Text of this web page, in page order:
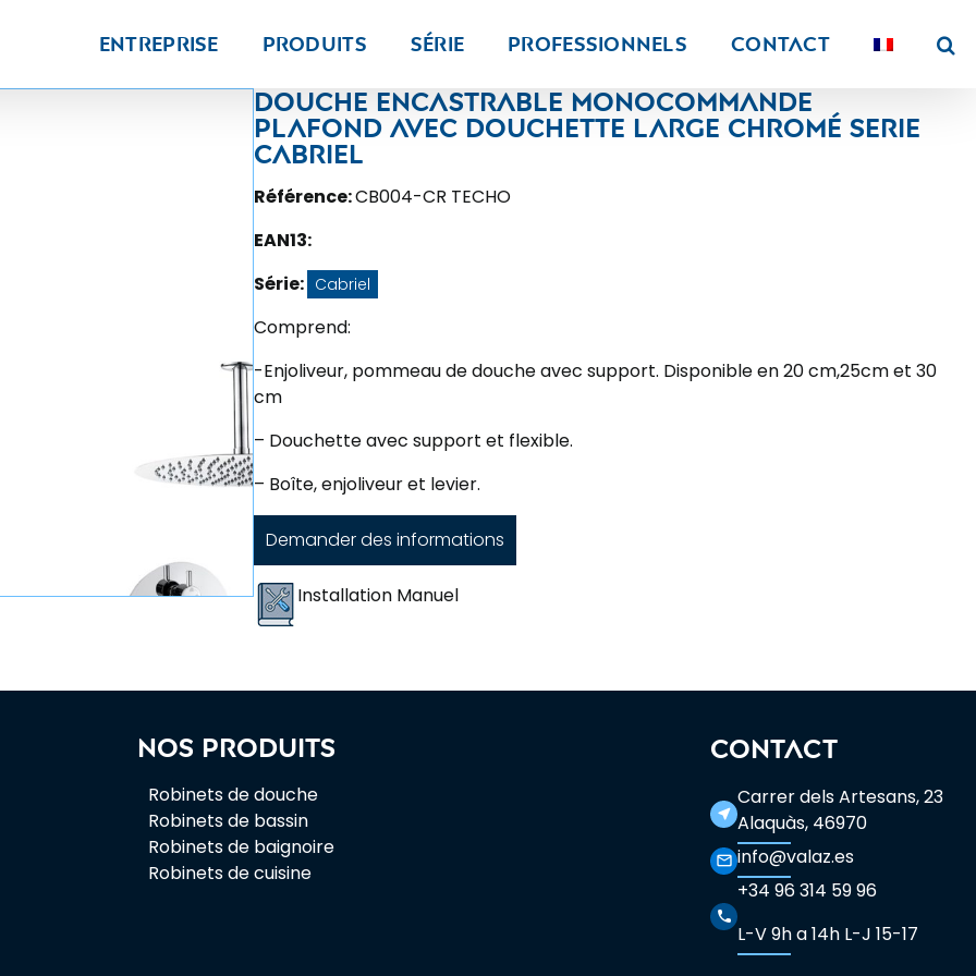
Entreprise Produits Série PROFESSIONNELS Contact
Douche encastrable monocommande
plafond avec douchette large chromé serie
Cabriel
Référence:CB004-CR TECHO
EAN13:
Série: Cabriel
Comprend:
-Enjoliveur, pommeau de douche avec support. Disponible en 20 cm,25cm et 30
cm
– Douchette avec support et flexible.
– Boîte, enjoliveur et levier.
Demander des informations
Installation Manuel
Nos produits
Robinets de douche
Robinets de bassin
Robinets de baignoire
Robinets de cuisine
CONTACT
near_me
Carrer dels Artesans, 23
Alaquàs, 46970
mail_outline info@valaz.es
phone
+34 96 314 59 96
L-V 9h a 14h L-J 15-17